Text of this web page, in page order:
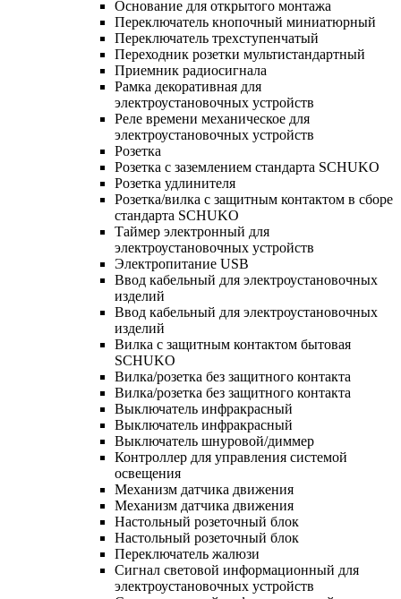
Основание для открытого монтажа
Переключатель кнопочный миниатюрный
Переключатель трехступенчатый
Переходник розетки мультистандартный
Приемник радиосигнала
Рамка декоративная для
электроустановочных устройств
Реле времени механическое для
электроустановочных устройств
Розетка
Розетка с заземлением стандарта SCHUKO
Розетка удлинителя
Розетка/вилка с защитным контактом в сборе
стандарта SCHUKO
Таймер электронный для
электроустановочных устройств
Электропитание USB
Ввод кабельный для электроустановочных
изделий
Ввод кабельный для электроустановочных
изделий
Вилка с защитным контактом бытовая
SCHUKO
Вилка/розетка без защитного контакта
Вилка/розетка без защитного контакта
Выключатель инфракрасный
Выключатель инфракрасный
Выключатель шнуровой/диммер
Контроллер для управления системой
освещения
Механизм датчика движения
Механизм датчика движения
Настольный розеточный блок
Настольный розеточный блок
Переключатель жалюзи
Сигнал световой информационный для
электроустановочных устройств